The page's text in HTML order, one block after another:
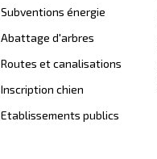
Subventions énergie
Abattage d'arbres
Routes et canalisations
Inscription chien
Etablissements publics